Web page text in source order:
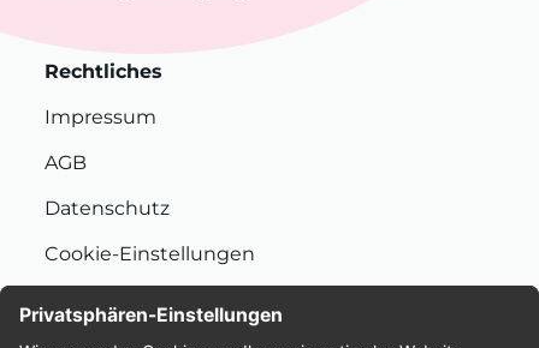
Rechtliches
Impressum
AGB
Datenschutz
Cookie-Einstellungen